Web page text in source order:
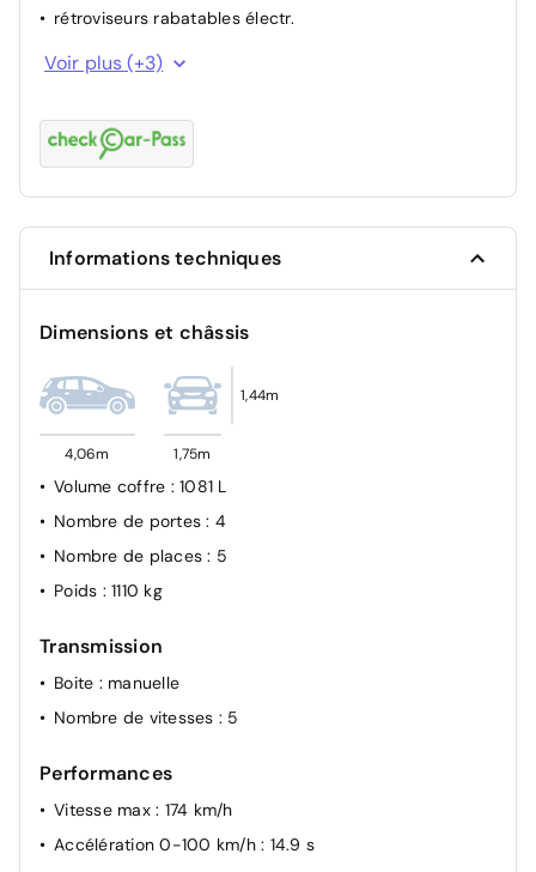
rétroviseurs rabatables électr.
rétroviseur int. auto
aide de stationnement arrière
Voir plus (+3)
Informations techniques
Dimensions et châssis
4,06m 1,75m
1,44m
Volume coffre : 1081 L
Nombre de portes: 4
Nombre de places: 5
Poids : 1110 kg
Transmission
Boite : manuelle
Nombre de vitesses : 5
Performances
Vitesse max : 174 km/h
Accélération 0-100 km/h : 14.9 s